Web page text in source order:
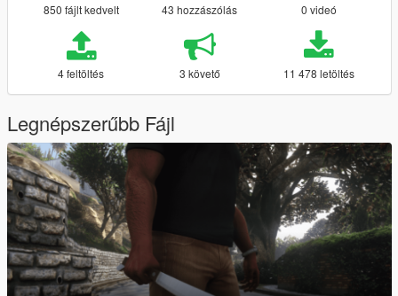
850 fájlt kedvelt 43 hozzászólás 0 videó
4 feltöltés 3 követő 11 478 letöltés
Legnépszerűbb Fájl